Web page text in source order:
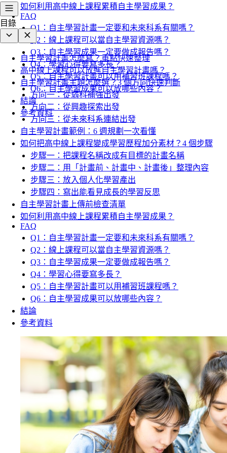
如何利用高中線上課程累積自主學習成果？
FAQ
Q1：自主學習計畫一定要和未來科系有關嗎？
Q2：線上課程可以當自主學習資源嗎？
Q3：自主學習成果一定要做成報告嗎？
Q4：學習心得要寫多長？
Q5：自主學習計畫可以用補習班課程嗎？
Q6：自主學習成果可以放哪些內容？
結論
參考資料
目錄
自主學習計畫怎麼寫？重點快速整理
高中線上課程可以放進自主學習計畫嗎？
自主學習計畫主題怎麼選？3 個方向快速判斷
方向一：從弱科補強出發
方向二：從興趣探索出發
方向三：從未來科系連結出發
自主學習計畫範例：6 週規劃一次看懂
如何把高中線上課程變成學習歷程加分素材？4 個步驟
步驟一：把課程名稱改成有目標的計畫名稱
步驟二：用「計畫前、計畫中、計畫後」整理內容
步驟三：放入個人化學習產出
步驟四：寫出能看見成長的學習反思
自主學習計畫上傳前檢查清單
如何利用高中線上課程累積自主學習成果？
FAQ
Q1：自主學習計畫一定要和未來科系有關嗎？
Q2：線上課程可以當自主學習資源嗎？
Q3：自主學習成果一定要做成報告嗎？
Q4：學習心得要寫多長？
Q5：自主學習計畫可以用補習班課程嗎？
Q6：自主學習成果可以放哪些內容？
結論
參考資料